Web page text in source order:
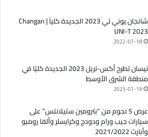
شانجان يوني تي 2023 الجديدة كلياً | Changan
UNI-T 2023
2022-07-18
نيسان تطرح أكس-تريل 2023 الجديدة كليًا في
منطقة الشرق الأوسط
2023-01-19
عرض 5 نجوم من “بترومين ستيلانتس” على
سيارات جيب ورام ودودج وكرايسلر وألفا روميو
وأبارث 2021/2022